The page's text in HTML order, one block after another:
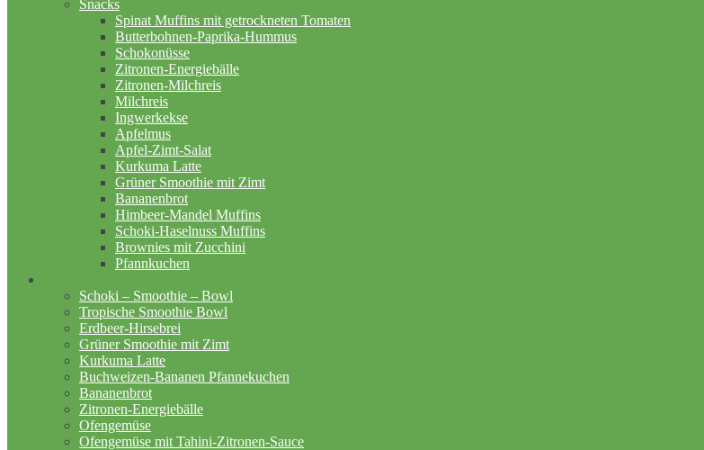
Snacks
Spinat Muffins mit getrockneten Tomaten
Butterbohnen-Paprika-Hummus
Schokonüsse
Zitronen-Energiebälle
Zitronen-Milchreis
Milchreis
Ingwerkekse
Apfelmus
Apfel-Zimt-Salat
Kurkuma Latte
Grüner Smoothie mit Zimt
Bananenbrot
Himbeer-Mandel Muffins
Schoki-Haselnuss Muffins
Brownies mit Zucchini
Pfannkuchen
Schoki – Smoothie – Bowl
Tropische Smoothie Bowl
Erdbeer-Hirsebrei
Grüner Smoothie mit Zimt
Kurkuma Latte
Buchweizen-Bananen Pfannekuchen
Bananenbrot
Zitronen-Energiebälle
Ofengemüse
Ofengemüse mit Tahini-Zitronen-Sauce